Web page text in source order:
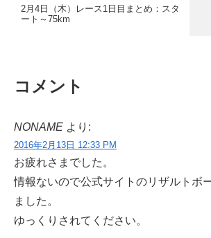
2月4日（木）レース1日目まとめ：スタ
ート～75km
コメント
NONAME より:
2016年2月13日 12:33 PM
お疲れさまでした。
情報ないので公式サイトのリザルトボ
ました。
ゆっくりされてください。